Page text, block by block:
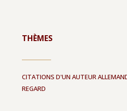
THÈMES
CITATIONS D'UN AUTEUR
REGARD